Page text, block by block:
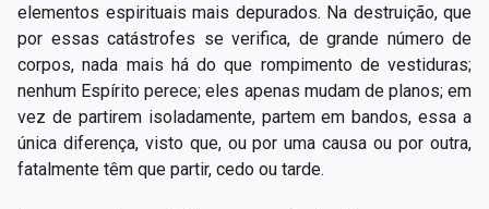
elementos espirituais mais depurados. Na destruição, que
por essas catástrofes se verifica, de grande número de
corpos, nada mais há do que rompimento de vestiduras;
nenhum Espírito perece; eles apenas mudam de planos; em
vez de partirem isoladamente, partem em bandos, essa a
única diferença, visto que, ou por uma causa ou por outra,
fatalmente têm que partir, cedo ou tarde.